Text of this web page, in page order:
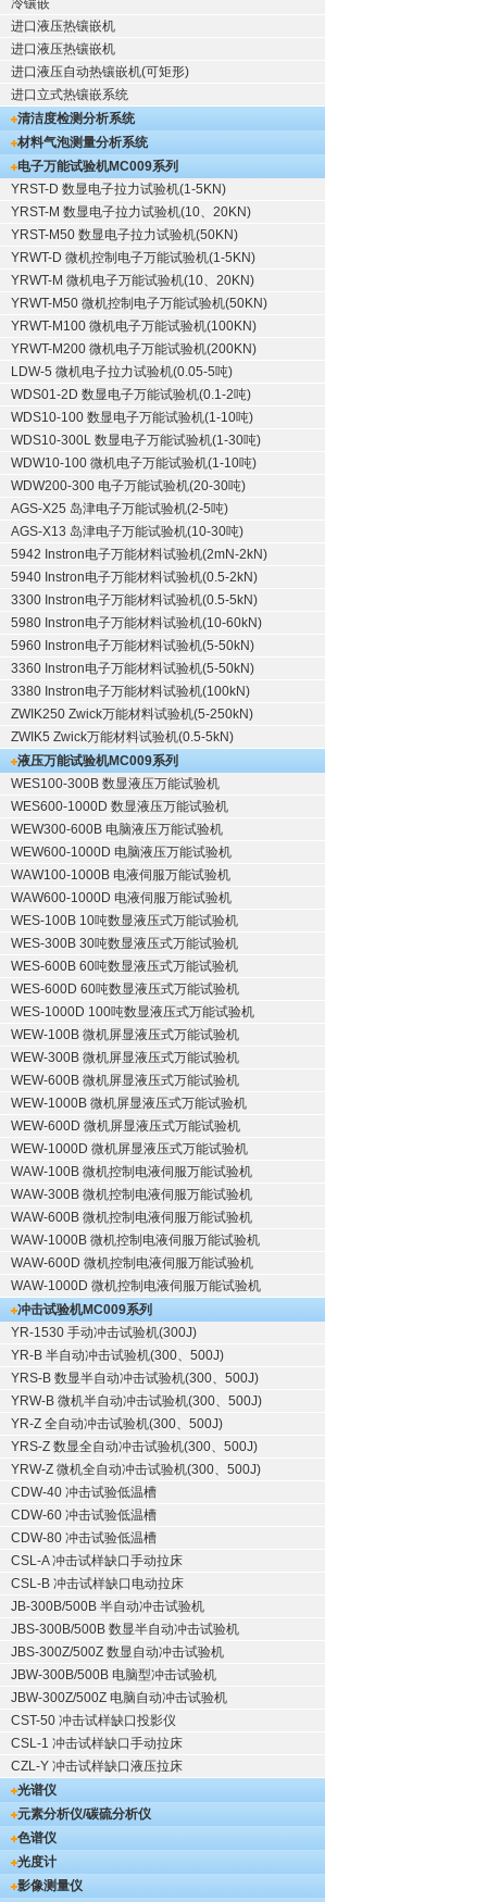
冷镶嵌
进口液压热镶嵌机
进口液压热镶嵌机
进口液压自动热镶嵌机(可矩形)
进口立式热镶嵌系统
清洁度检测分析系统
材料气泡测量分析系统
电子万能试验机MC009系列
YRST-D 数显电子拉力试验机(1-5KN)
YRST-M 数显电子拉力试验机(10、20KN)
YRST-M50 数显电子拉力试验机(50KN)
YRWT-D 微机控制电子万能试验机(1-5KN)
YRWT-M 微机电子万能试验机(10、20KN)
YRWT-M50 微机控制电子万能试验机(50KN)
YRWT-M100 微机电子万能试验机(100KN)
YRWT-M200 微机电子万能试验机(200KN)
LDW-5 微机电子拉力试验机(0.05-5吨)
WDS01-2D 数显电子万能试验机(0.1-2吨)
WDS10-100 数显电子万能试验机(1-10吨)
WDS10-300L 数显电子万能试验机(1-30吨)
WDW10-100 微机电子万能试验机(1-10吨)
WDW200-300 电子万能试验机(20-30吨)
AGS-X25 岛津电子万能试验机(2-5吨)
AGS-X13 岛津电子万能试验机(10-30吨)
5942 Instron电子万能材料试验机(2mN-2kN)
5940 Instron电子万能材料试验机(0.5-2kN)
3300 Instron电子万能材料试验机(0.5-5kN)
5980 Instron电子万能材料试验机(10-60kN)
5960 Instron电子万能材料试验机(5-50kN)
3360 Instron电子万能材料试验机(5-50kN)
3380 Instron电子万能材料试验机(100kN)
ZWIK250 Zwick万能材料试验机(5-250kN)
ZWIK5 Zwick万能材料试验机(0.5-5kN)
液压万能试验机MC009系列
WES100-300B 数显液压万能试验机
WES600-1000D 数显液压万能试验机
WEW300-600B 电脑液压万能试验机
WEW600-1000D 电脑液压万能试验机
WAW100-1000B 电液伺服万能试验机
WAW600-1000D 电液伺服万能试验机
WES-100B 10吨数显液压式万能试验机
WES-300B 30吨数显液压式万能试验机
WES-600B 60吨数显液压式万能试验机
WES-600D 60吨数显液压式万能试验机
WES-1000D 100吨数显液压式万能试验机
WEW-100B 微机屏显液压式万能试验机
WEW-300B 微机屏显液压式万能试验机
WEW-600B 微机屏显液压式万能试验机
WEW-1000B 微机屏显液压式万能试验机
WEW-600D 微机屏显液压式万能试验机
WEW-1000D 微机屏显液压式万能试验机
WAW-100B 微机控制电液伺服万能试验机
WAW-300B 微机控制电液伺服万能试验机
WAW-600B 微机控制电液伺服万能试验机
WAW-1000B 微机控制电液伺服万能试验机
WAW-600D 微机控制电液伺服万能试验机
WAW-1000D 微机控制电液伺服万能试验机
冲击试验机MC009系列
YR-1530 手动冲击试验机(300J)
YR-B 半自动冲击试验机(300、500J)
YRS-B 数显半自动冲击试验机(300、500J)
YRW-B 微机半自动冲击试验机(300、500J)
YR-Z 全自动冲击试验机(300、500J)
YRS-Z 数显全自动冲击试验机(300、500J)
YRW-Z 微机全自动冲击试验机(300、500J)
CDW-40 冲击试验低温槽
CDW-60 冲击试验低温槽
CDW-80 冲击试验低温槽
CSL-A 冲击试样缺口手动拉床
CSL-B 冲击试样缺口电动拉床
JB-300B/500B 半自动冲击试验机
JBS-300B/500B 数显半自动冲击试验机
JBS-300Z/500Z 数显自动冲击试验机
JBW-300B/500B 电脑型冲击试验机
JBW-300Z/500Z 电脑自动冲击试验机
CST-50 冲击试样缺口投影仪
CSL-1 冲击试样缺口手动拉床
CZL-Y 冲击试样缺口液压拉床
光谱仪
元素分析仪/碳硫分析仪
色谱仪
光度计
影像测量仪